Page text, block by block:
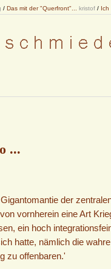
/ Das mit der "Querfront"... kristof / Ich
...
der
vornherein eine Art
ein hoch
hatte, nämlich die
zu offenbaren.'